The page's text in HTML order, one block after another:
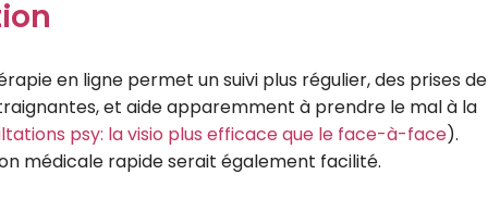
en ligne permet un suivi plus régulier, des prises de
et aide apparemment à prendre le mal à la
psy: la visio plus efficace que le face-à-face).
médicale rapide serait également facilité.